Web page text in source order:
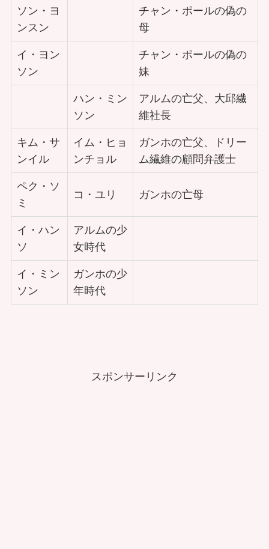
ソン・ヨ
ンスン
チャン・ポールの偽の
母
イ・ヨン
ソン
チャン・ポールの偽の
妹
ハン・ミン
ソン
アルムの亡父、大邱繊
維社長
キム・サ
ンイル
イム・ヒョ
ンチョル
ガンホの亡父、ドリー
ム繊維の顧問弁護士
ペク・ソ
ミ
コ・ユリ ガンホの亡母
イ・ハン
ソ
アルムの少
女時代
イ・ミン
ソン
ガンホの少
年時代
スポンサーリンク